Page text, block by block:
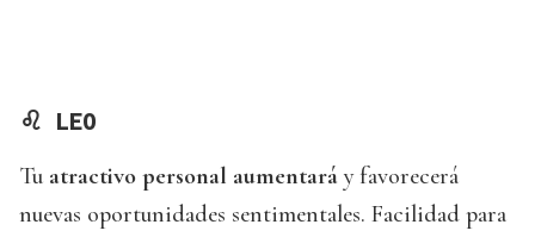
♌ LEO
Tu atractivo personal aumentará y favorecerá
nuevas oportunidades sentimentales. Facilidad para